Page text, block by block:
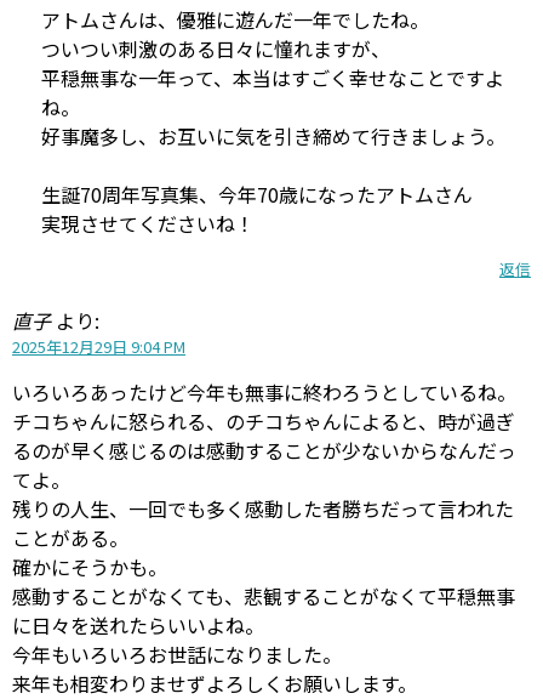
アトムさんは、優雅に遊んだ一年でしたね。
ついつい刺激のある日々に憧れますが、
平穏無事な一年って、本当はすごく幸せなことですよ
ね。
好事魔多し、お互いに気を引き締めて行きましょう。
生誕70周年写真集、今年70歳になったアトムさん
実現させてくださいね！
返信
直子 より:
2025年12月29日 9:04 PM
いろいろあったけど今年も無事に終わろうとしているね。
チコちゃんに怒られる、のチコちゃんによると、時が過ぎ
るのが早く感じるのは感動することが少ないからなんだっ
てよ。
残りの人生、一回でも多く感動した者勝ちだって言われた
ことがある。
確かにそうかも。
感動することがなくても、悲観することがなくて平穏無事
に日々を送れたらいいよね。
今年もいろいろお世話になりました。
来年も相変わりませずよろしくお願いします。